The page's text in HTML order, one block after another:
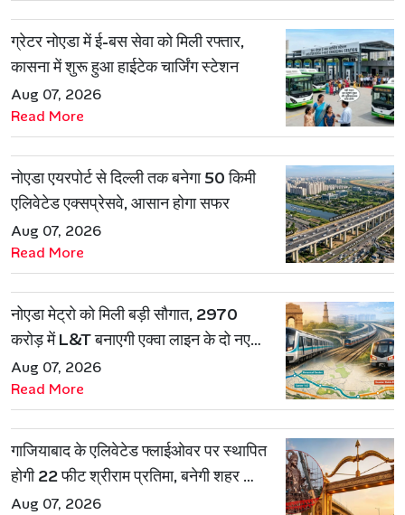
ग्रेटर नोएडा में ई-बस सेवा को मिली रफ्तार,
कासना में शुरू हुआ हाईटेक चार्जिंग स्टेशन
Aug 07, 2026
Read More
नोएडा एयरपोर्ट से दिल्ली तक बनेगा 50 किमी
एलिवेटेड एक्सप्रेसवे, आसान होगा सफर
Aug 07, 2026
Read More
नोएडा मेट्रो को मिली बड़ी सौगात, 2970
करोड़ में L&T बनाएगी एक्वा लाइन के दो नए
रूट
Aug 07, 2026
Read More
गाजियाबाद के एलिवेटेड फ्लाईओवर पर स्थापित
होगी 22 फीट श्रीराम प्रतिमा, बनेगी शहर की
नई पहचान
Aug 07, 2026